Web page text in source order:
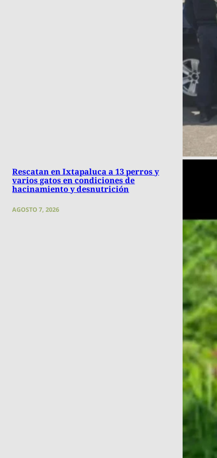
Rescatan en Ixtapaluca a 13 perros y
varios gatos en condiciones de
hacinamiento y desnutrición
AGOSTO 7, 2026